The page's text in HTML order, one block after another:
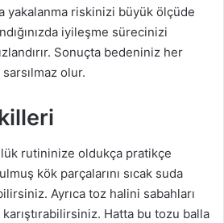
yakalanma riskinizi büyük ölçüde
iyileşme sürecinizi
Sonuçta bedeniniz her
olur.
rutininize oldukça pratikçe
kök parçalarını sıcak suda
Ayrıca toz halini sabahları
Hatta bu tozu balla